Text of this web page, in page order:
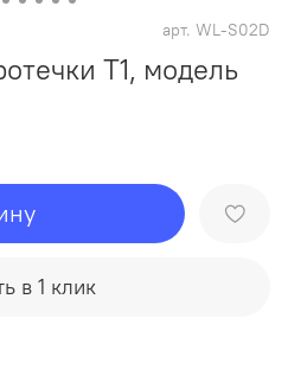
арт. WL-S02D
Т1, модель
в 1 клик